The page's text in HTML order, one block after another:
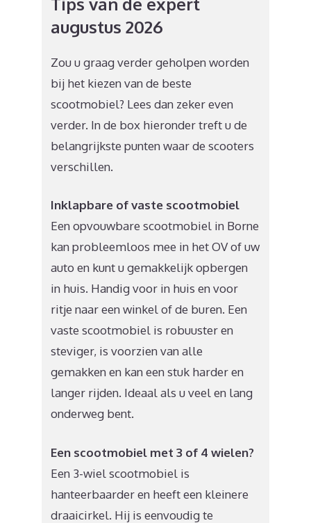
augustus 2026
Zou u graag verder geholpen worden
bij het kiezen van de beste
scootmobiel? Lees dan zeker even
verder. In de box hieronder treft u de
belangrijkste punten waar de scooters
verschillen.
Inklapbare of vaste scootmobiel
Een opvouwbare scootmobiel in Borne
kan probleemloos mee in het OV of uw
auto en kunt u gemakkelijk opbergen
in huis. Handig voor in huis en voor
ritje naar een winkel of de buren. Een
vaste scootmobiel is robuuster en
steviger, is voorzien van alle
gemakken en kan een stuk harder en
langer rijden. Ideaal als u veel en lang
onderweg bent.
Een scootmobiel met 3 of 4 wielen?
Een 3-wiel scootmobiel is
hanteerbaarder en heeft een kleinere
draaicirkel. Hij is eenvoudig te